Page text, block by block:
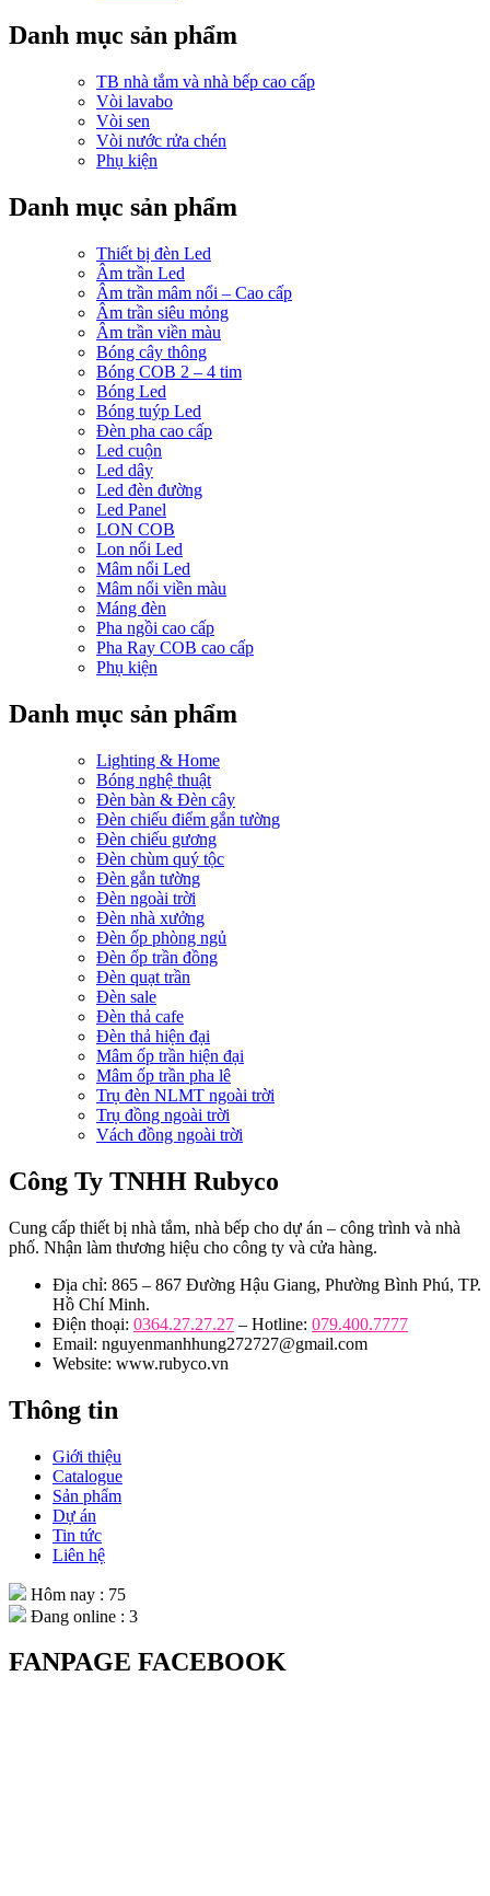
Danh mục sản phẩm
TB nhà tắm và nhà bếp cao cấp
Vòi lavabo
Vòi sen
Vòi nước rửa chén
Phụ kiện
Danh mục sản phẩm
Thiết bị đèn Led
Âm trần Led
Âm trần mâm nổi – Cao cấp
Âm trần siêu mỏng
Âm trần viền màu
Bóng cây thông
Bóng COB 2 – 4 tim
Bóng Led
Bóng tuýp Led
Đèn pha cao cấp
Led cuộn
Led dây
Led đèn đường
Led Panel
LON COB
Lon nổi Led
Mâm nổi Led
Mâm nổi viền màu
Máng đèn
Pha ngồi cao cấp
Pha Ray COB cao cấp
Phụ kiện
Danh mục sản phẩm
Lighting & Home
Bóng nghệ thuật
Đèn bàn & Đèn cây
Đèn chiếu điểm gắn tường
Đèn chiếu gương
Đèn chùm quý tộc
Đèn gắn tường
Đèn ngoài trời
Đèn nhà xưởng
Đèn ốp phòng ngủ
Đèn ốp trần đồng
Đèn quạt trần
Đèn sale
Đèn thả cafe
Đèn thả hiện đại
Mâm ốp trần hiện đại
Mâm ốp trần pha lê
Trụ đèn NLMT ngoài trời
Trụ đồng ngoài trời
Vách đồng ngoài trời
Công Ty TNHH Rubyco
Cung cấp thiết bị nhà tắm, nhà bếp cho dự án – công trình và nhà
phố. Nhận làm thương hiệu cho công ty và cửa hàng.
Địa chỉ: 865 – 867 Đường Hậu Giang, Phường Bình Phú, TP.
Hồ Chí Minh.
Điện thoại: 0364.27.27.27 – Hotline: 079.400.7777
Email: nguyenmanhhung272727@gmail.com
Website: www.rubyco.vn
Thông tin
Giới thiệu
Catalogue
Sản phẩm
Dự án
Tin tức
Liên hệ
Hôm nay : 75
Đang online : 3
FANPAGE FACEBOOK